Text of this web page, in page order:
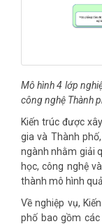
Mô hình 4 lớp
công nghệ Thành
Kiến trúc được
gia và Thành
ngành nhằm giải
học, công nghệ
thành mô hình
Về nghiệp vụ,
phố bao gồm